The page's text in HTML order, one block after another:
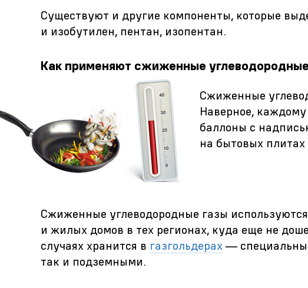
Существуют и другие компоненты, которые
и изобутилен, пентан, изопентан.
Как применяют сжиженные
Сжиженные
Наверное,
баллоны с
на бытовых
Сжиженные углеводородные газы
и жилых домов в тех регионах, куда еще не
случаях хранится в газгольдерах —
так и подземными.